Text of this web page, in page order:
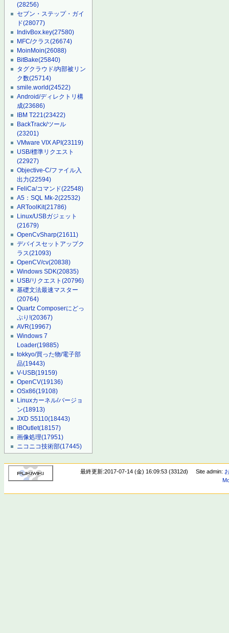
(28256)
セブン・ステップ・ガイ
ド(28077)
IndivBox.key(27580)
MFC/クラス(26674)
MoinMoin(26088)
BitBake(25840)
タグクラウド/内部被リン
ク数(25714)
smile.world(24522)
Android/ディレクトリ構
成(23686)
IBM T221(23422)
BackTrack/ツール
(23201)
VMware VIX API(23119)
USB/標準リクエスト
(22927)
Objective-C/ファイル入
出力(22594)
FeliCa/コマンド(22548)
A5：SQL Mk-2(22532)
ARToolKit(21786)
Linux/USBガジェット
(21679)
OpenCvSharp(21611)
デバイスセットアップク
ラス(21093)
OpenCV/cv(20838)
Windows SDK(20835)
USB/リクエスト(20796)
基礎文法最速マスター
(20764)
Quartz Composerにどっ
ぷり!(20367)
AVR(19967)
Windows 7
Loader(19885)
tokkyo/買った物/電子部
品(19443)
V-USB(19159)
OpenCV(19136)
OSx86(19108)
Linuxカーネル/バージョ
ン(18913)
JXD S5110(18443)
IBOutlet(18157)
画像処理(17951)
ニコニコ技術部(17445)
最終更新:2017-07-14 (金) 16:09:53 (3312d) Site admin: